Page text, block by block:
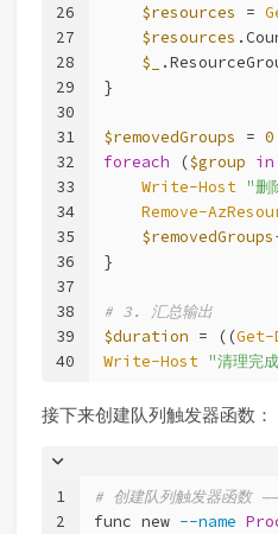
26
27
28
29
30
31
32
33
34
35
36
37
38
39
40
$resources =
$resources
$_
}
$removedGroups = 0
foreach ($group in
Write-Host "删
Remove-
$removedGroups
}
# 3. 汇总输出
$duration = ((Get-
Write-Host "清理完
接下来创建队列触发器函数：
1
2
# 创建队列触发器函数
func new --name